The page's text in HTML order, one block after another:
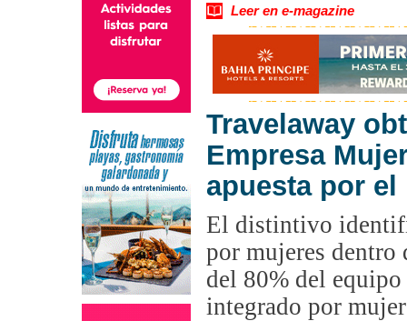
Leer en e-magazine
Travelaway
Empresa
apuesta por
El distintivo
por mujeres dentro
del 80% del
integrado por